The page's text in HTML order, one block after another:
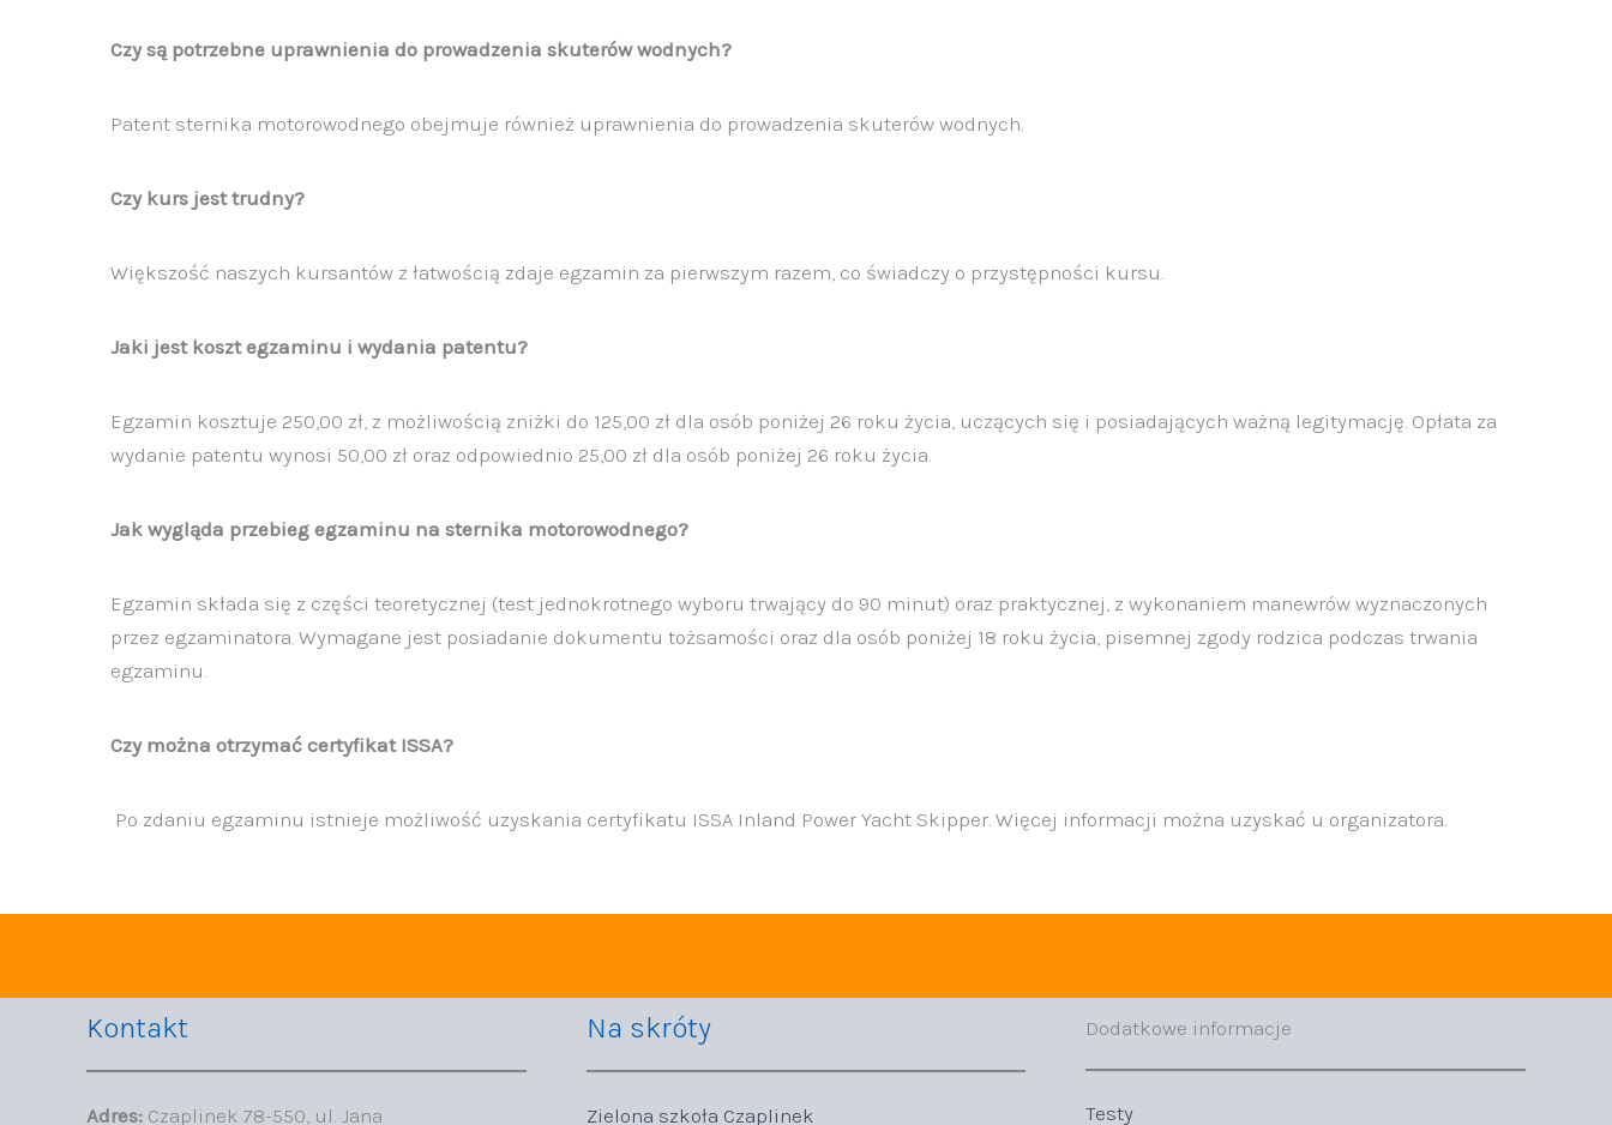
Czy są potrzebne uprawnienia do prowadzenia skuterów wodnych?
Patent sternika motorowodnego obejmuje również uprawnienia do prowadzenia skuterów wodnych.
Czy kurs jest trudny?
Większość naszych kursantów z łatwością zdaje egzamin za pierwszym razem, co świadczy o przystępności kursu.
Jaki jest koszt egzaminu i wydania patentu?
Egzamin kosztuje 250,00 zł, z możliwością zniżki do 125,00 zł dla osób poniżej 26 roku życia, uczących się i posiadających ważną legitymację. Opłata za
wydanie patentu wynosi 50,00 zł oraz odpowiednio 25,00 zł dla osób poniżej 26 roku życia.
Jak wygląda przebieg egzaminu na sternika motorowodnego?
Egzamin składa się z części teoretycznej (test jednokrotnego wyboru trwający do 90 minut) oraz praktycznej, z wykonaniem manewrów wyznaczonych
przez egzaminatora. Wymagane jest posiadanie dokumentu tożsamości oraz dla osób poniżej 18 roku życia, pisemnej zgody rodzica podczas trwania
egzaminu.
Czy można otrzymać certyfikat ISSA?
Po zdaniu egzaminu istnieje możliwość uzyskania certyfikatu ISSA Inland Power Yacht Skipper. Więcej informacji można uzyskać u organizatora.
Kontakt
Adres: Czaplinek 78-550, ul. Jana
Na skróty
Zielona szkoła Czaplinek
Dodatkowe informacje
Testy